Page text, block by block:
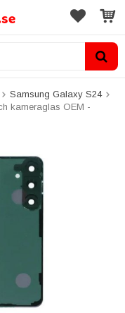
Samsung Galaxy S24
kameraglas OEM -